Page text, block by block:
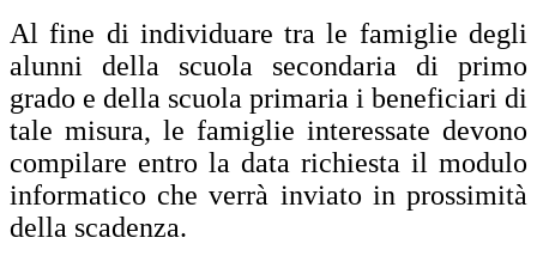
Al fine di individuare tra le famiglie degli
alunni della scuola secondaria di primo
grado e della scuola primaria i beneficiari di
tale misura, le famiglie interessate devono
compilare entro la data richiesta il modulo
informatico che verrà inviato in prossimità
della scadenza.